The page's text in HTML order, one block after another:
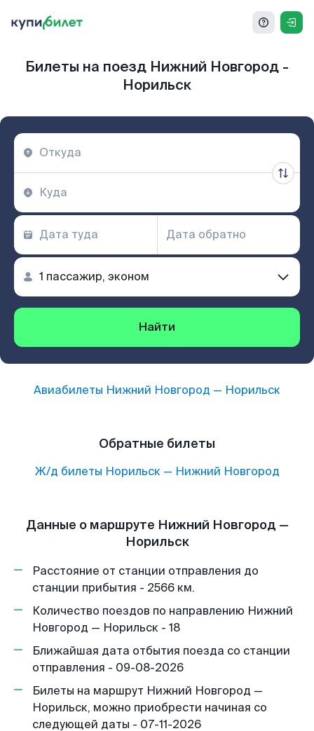
Билеты на поезд Нижний Новгород -
Норильск
Найти
Авиабилеты Нижний Новгород — Норильск
Обратные билеты
Ж/д билеты Норильск— Нижний Новгород
Данные о маршруте Нижний Новгород —
Норильск
Расстояние от станции отправления до
станции прибытия - 2566 км.
Количество поездов по направлению Нижний
Новгород — Норильск - 18
Ближайшая дата отбытия поезда со станции
отправления - 09-08-2026
Билеты на маршрут Нижний Новгород —
Норильск, можно приобрести начиная со
следующей даты - 07-11-2026